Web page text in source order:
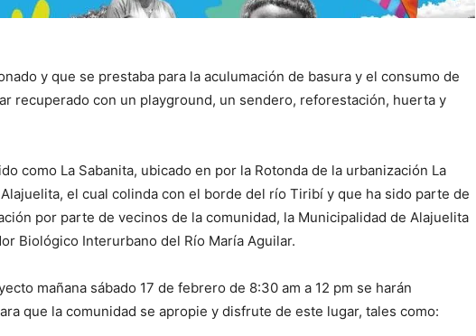
y que se prestaba para la aculumación de basura y el consumo de
recuperado con un playground, un sendero, reforestación, huerta y
como La Sabanita, ubicado en por la Rotonda de la urbanización La
el cual colinda con el borde del río Tiribí y que ha sido parte de
por parte de vecinos de la comunidad, la Municipalidad de Alajuelita
Biológico Interurbano del Río María Aguilar.
mañana sábado 17 de febrero de 8:30 am a 12 pm se harán
que la comunidad se apropie y disfrute de este lugar, tales como: